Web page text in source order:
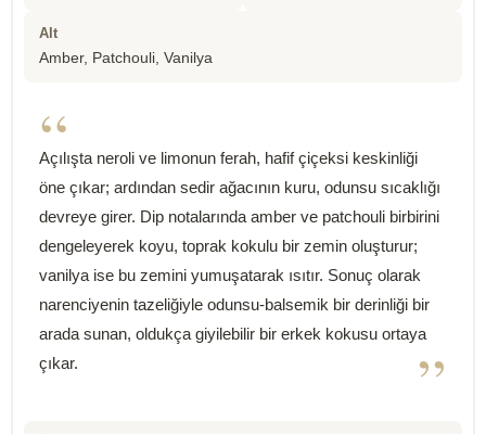
Alt
Amber, Patchouli, Vanilya
“
Açılışta neroli ve limonun ferah, hafif çiçeksi keskinliği
öne çıkar; ardından sedir ağacının kuru, odunsu sıcaklığı
devreye girer. Dip notalarında amber ve patchouli birbirini
dengeleyerek koyu, toprak kokulu bir zemin oluşturur;
vanilya ise bu zemini yumuşatarak ısıtır. Sonuç olarak
narenciyenin tazeliğiyle odunsu-balsemik bir derinliği bir
arada sunan, oldukça giyilebilir bir erkek kokusu ortaya
çıkar.
”